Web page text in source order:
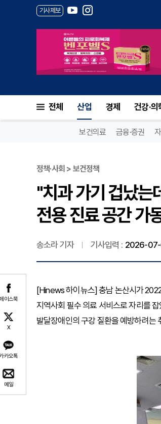
기사제보
전체 산업 경제 건강·의
보건의료 금융·증권
이스북
X
카오톡
메일
정책·사회 > 보건정책
"치과 가기 겁났는
전용 진료 공간 가
송소라 기자 기사입력 : 2026-
[Hinews 하이뉴스] 충남 논산시가
지역사회 필수 의료 서비스로 자리를
발달장애인의 구강 질환을 예방하려는